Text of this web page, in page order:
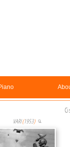
VARI(1953)